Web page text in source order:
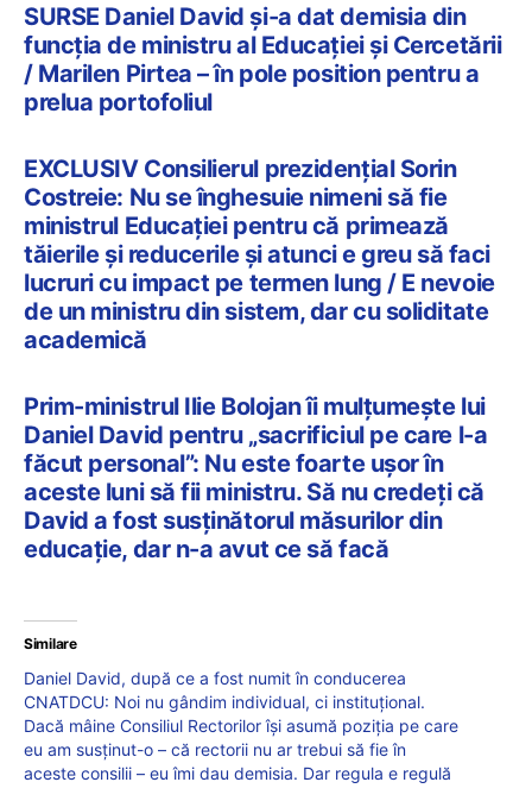
SURSE Daniel David și-a dat demisia din
funcția de ministru al Educației și Cercetării
/ Marilen Pirtea – în pole position pentru a
prelua portofoliul
EXCLUSIV Consilierul prezidențial Sorin
Costreie: Nu se înghesuie nimeni să fie
ministrul Educației pentru că primează
tăierile și reducerile și atunci e greu să faci
lucruri cu impact pe termen lung / E nevoie
de un ministru din sistem, dar cu soliditate
academică
Prim-ministrul Ilie Bolojan îi mulțumește lui
Daniel David pentru „sacrificiul pe care l-a
făcut personal”: Nu este foarte ușor în
aceste luni să fii ministru. Să nu credeți că
David a fost susținătorul măsurilor din
educație, dar n-a avut ce să facă
Similare
Daniel David, după ce a fost numit în conducerea
CNATDCU: Noi nu gândim individual, ci instituțional.
Dacă mâine Consiliul Rectorilor își asumă poziția pe care
eu am susținut-o – că rectorii nu ar trebui să fie în
aceste consilii – eu îmi dau demisia. Dar regula e regulă